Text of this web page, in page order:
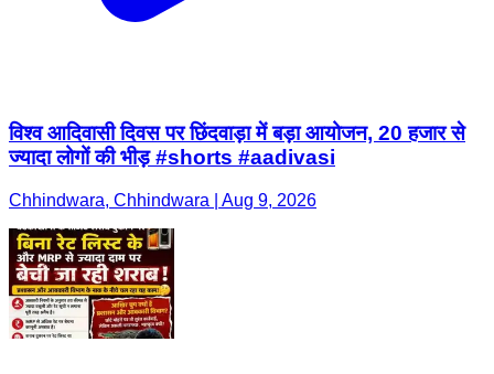
विश्व आदिवासी दिवस पर छिंदवाड़ा में बड़ा आयोजन, 20 हजार से
ज्यादा लोगों की भीड़ #shorts #aadivasi
Chhindwara, Chhindwara | Aug 9, 2026